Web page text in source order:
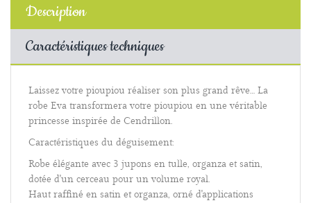
Description
Caractéristiques techniques
Laissez votre pioupiou réaliser son plus grand rêve… La
robe Eva transformera votre pioupiou en une véritable
princesse inspirée de Cendrillon.
Caractéristiques du déguisement:
Robe élégante avec 3 jupons en tulle, organza et satin,
dotée d'un cerceau pour un volume royal.
Haut raffiné en satin et organza, orné d'applications